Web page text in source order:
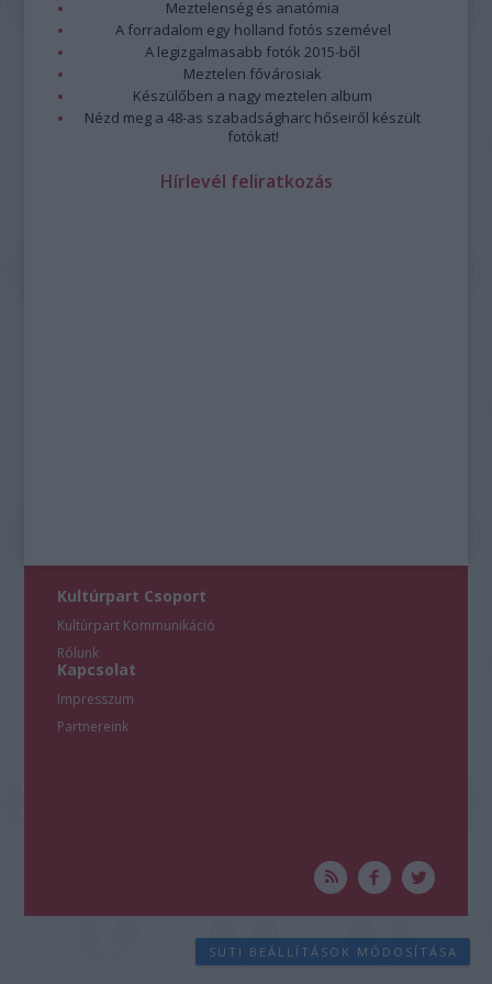
Meztelenség és anatómia
A forradalom egy holland fotós szemével
A legizgalmasabb fotók 2015-ből
Meztelen fővárosiak
Készülőben a nagy meztelen album
Nézd meg a 48-as szabadságharc hőseiről készült
fotókat!
Hírlevél feliratkozás
Kultúrpart Csoport
Kultúrpart Kommunikáció
Rólunk
Kapcsolat
Impresszum
Partnereink
SÜTI BEÁLLÍTÁSOK MÓDOSÍTÁSA